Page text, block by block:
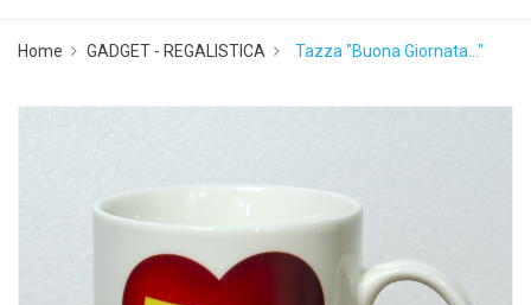
Home GADGET - REGALISTICA Tazza "Buona Giornata..."